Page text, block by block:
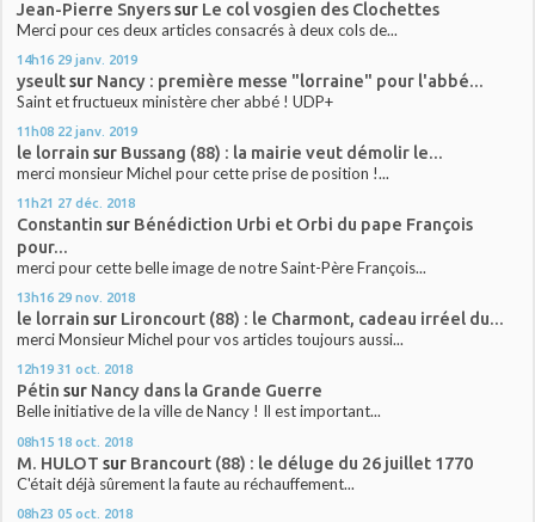
Jean-Pierre Snyerssur Le col vosgien des Clochettes
Merci pour ces deux articles consacrés à deux cols de...
14h16 29 janv. 2019
yseultsur Nancy : première messe "lorraine" pour l'abbé...
Saint et fructueux ministère cher abbé ! UDP+
11h08 22 janv. 2019
le lorrain sur Bussang (88) : la mairie veut démolir le...
merci monsieur Michel pour cette prise de position !...
11h21 27 déc. 2018
Constantin sur Bénédiction Urbi et Orbi du pape François
pour...
merci pour cette belle image de notre Saint-Père François...
13h16 29 nov. 2018
le lorrain sur Lironcourt (88) : le Charmont, cadeau irréel du...
merci Monsieur Michel pour vos articles toujours aussi...
12h19 31 oct. 2018
Pétin sur Nancy dans la Grande Guerre
Belle initiative de la ville de Nancy ! Il est important...
08h15 18 oct. 2018
M. HULOT sur Brancourt (88) : le déluge du 26 juillet 1770
C'était déjà sûrement la faute au réchauffement...
08h23 05 oct. 2018